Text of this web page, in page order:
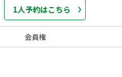
1人予約はこちら
会員権